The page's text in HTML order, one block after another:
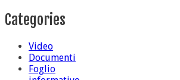
Categories
Video
Documenti
Foglio